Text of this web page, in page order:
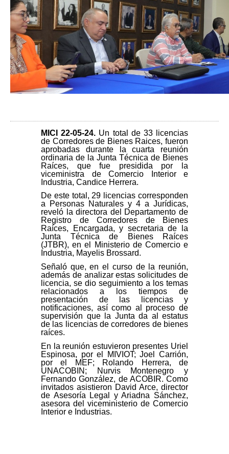
MICI 22-05-24. Un total de 33 licencias
de Corredores de Bienes Raices, fueron
aprobadas durante la cuarta reunión
ordinaria de la Junta Técnica de Bienes
Raíces, que fue presidida por la
viceministra de Comercio Interior e
Industria, Candice Herrera.
De este total, 29 licencias corresponden
a Personas Naturales y 4 a Jurídicas,
reveló la directora del Departamento de
Registro de Corredores de Bienes
Raíces, Encargada, y secretaria de la
Junta Técnica de Bienes Raíces
(JTBR), en el Ministerio de Comercio e
Industria, Mayelis Brossard.
Señaló que, en el curso de la reunión,
además de analizar estas solicitudes de
licencia, se dio seguimiento a los temas
relacionados a los tiempos de
presentación de las licencias y
notificaciones, así como al proceso de
supervisión que la Junta da al estatus
de las licencias de corredores de bienes
raíces.
En la reunión estuvieron presentes Uriel
Espinosa, por el MIVIOT; Joel Carrión,
por el MEF; Rolando Herrera, de
UNACOBIN; Nurvis Montenegro y
Fernando González, de ACOBIR. Como
invitados asistieron David Arce, director
de Asesoría Legal y Ariadna Sánchez,
asesora del viceministerio de Comercio
Interior e Industrias.